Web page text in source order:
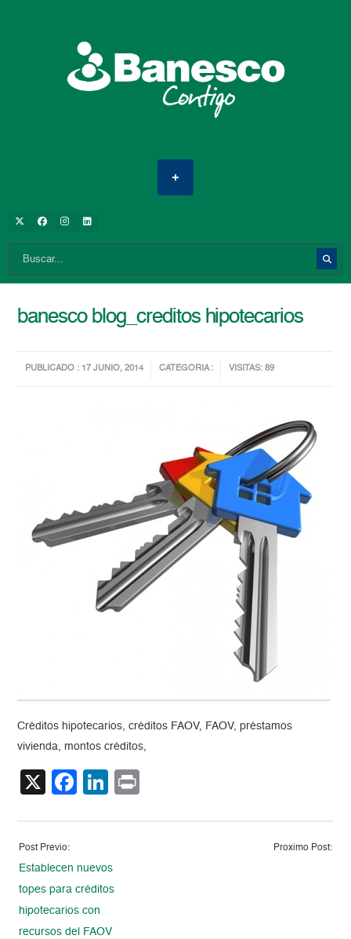
banesco blog_creditos hipotecarios
PUBLICADO : 17 JUNIO, 2014 CATEGORIA : VISITAS: 89
Créditos hipotecarios, créditos FAOV, FAOV, préstamos
vivienda, montos créditos,
X Facebook
LinkedIn
Post Previo:
Establecen nuevos
topes para créditos
hipotecarios con
recursos del FAOV
Proximo Post: